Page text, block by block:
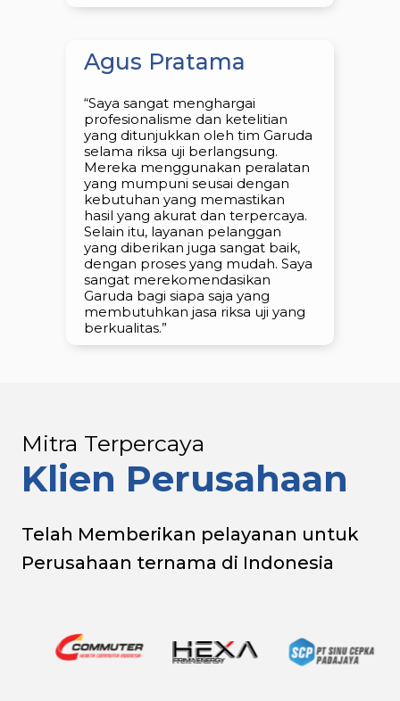
Agus Pratama
“Saya sangat menghargai
profesionalisme dan ketelitian
yang ditunjukkan oleh tim Garuda
selama riksa uji berlangsung.
Mereka menggunakan peralatan
yang mumpuni seusai dengan
kebutuhan yang memastikan
hasil yang akurat dan terpercaya.
Selain itu, layanan pelanggan
yang diberikan juga sangat baik,
dengan proses yang mudah. Saya
sangat merekomendasikan
Garuda bagi siapa saja yang
membutuhkan jasa riksa uji yang
berkualitas.”
Mitra Terpercaya
Klien Perusahaan
Telah Memberikan pelayanan untuk
Perusahaan ternama di Indonesia